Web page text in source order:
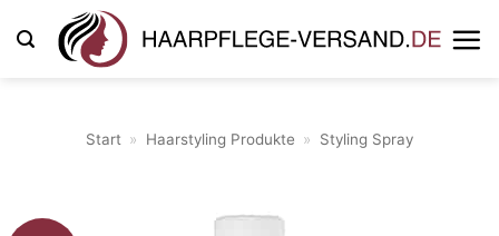
Inhalt
Start » Haarstyling Produkte » Styling Spray